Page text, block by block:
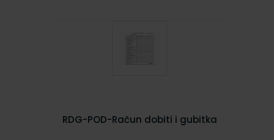
RDG-POD-Račun dobiti i gubitka